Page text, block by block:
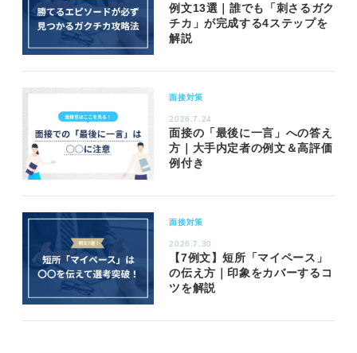
例文13選｜誰でも「刺さるガク
チカ」が完成する4ステップを
解説
面接対策
2026.7.24
面接の「最後に一言」への答え
方｜大手内定者の例文＆高評価
例付き
面接対策
2026.7.30
【7例文】短所「マイペース」
の伝え方｜印象をカバーするコ
ツを解説